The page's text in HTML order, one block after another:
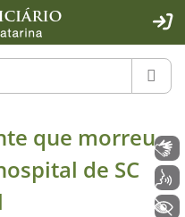
- Rybená
morreu
que morreu
de SC
Libras
Voz